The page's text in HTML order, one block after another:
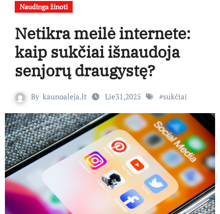
Naudinga žinoti
Netikra meilė internete:
kaip sukčiai išnaudoja
senjorų draugystę?
By kaunoaleja.lt Lie31,2025 #sukčiai